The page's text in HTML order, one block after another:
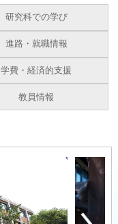
研究科での学び
進路・就職情報
学費・経済的支援
教員情報